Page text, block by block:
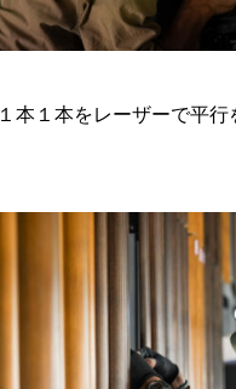
１本１本をレーザーで平